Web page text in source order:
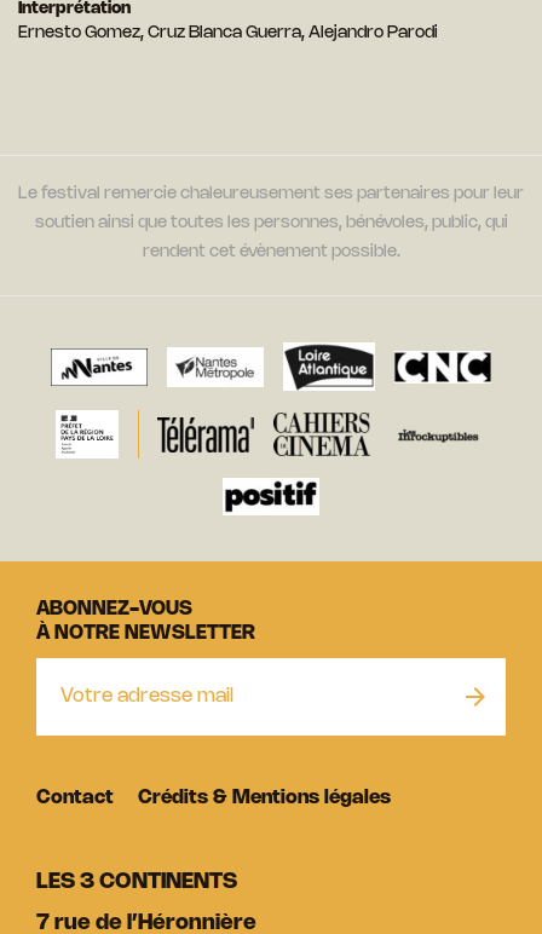
Interprétation
Ernesto Gomez, Cruz Blanca Guerra, Alejandro Parodi
Le festival remercie chaleureusement ses partenaires pour leur
soutien ainsi que toutes les personnes, bénévoles, public, qui
rendent cet évènement possible.
LES 3 CONTINENTS
7 rue de l’Héronnière
ABONNEZ-VOUS
À NOTRE NEWSLETTER
Contact Crédits & Mentions légales